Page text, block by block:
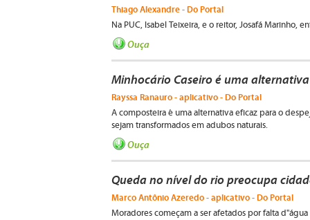
Thiago Alexandre - Do Portal
Na PUC, Isabel Teixeira, e o reitor, Josafá Marinho,
Ouça
Minhocário Caseiro é uma
Rayssa Ranauro - aplicativo - Do Portal
A composteira é uma alternativa eficaz para o
sejam transformados em adubos naturais.
Ouça
Queda no nível do rio preocupa
Marco Antônio Azeredo - aplicativo - Do Portal
Moradores começam a ser afetados por falta